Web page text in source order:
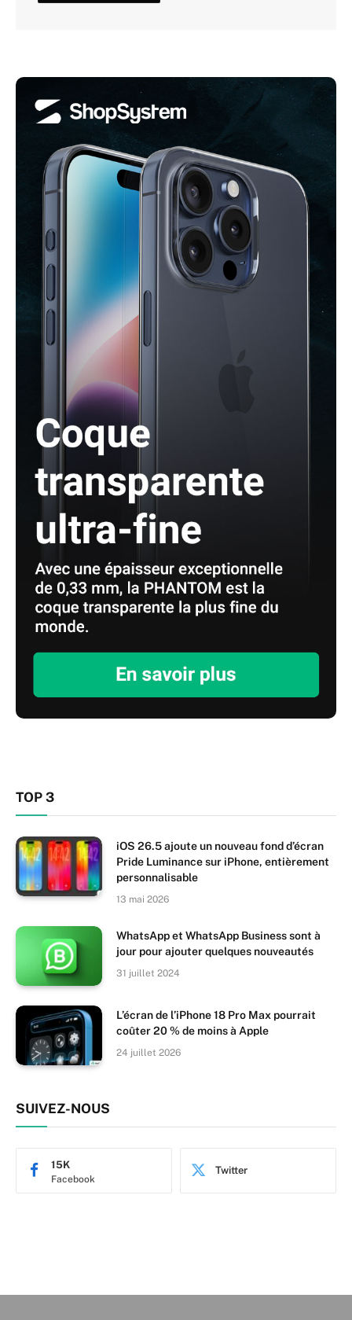
TOP 3
iOS 26.5 ajoute un nouveau fond d’écran
Pride Luminance sur iPhone, entièrement
personnalisable
13 mai 2026
WhatsApp et WhatsApp Business sont à
jour pour ajouter quelques nouveautés
31 juillet 2024
L’écran de l’iPhone 18 Pro Max pourrait
coûter 20 % de moins à Apple
24 juillet 2026
SUIVEZ-NOUS
Facebook
15K Twitter